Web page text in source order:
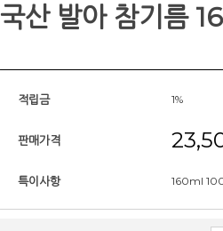
국산 발아 참기름
적립금 1%
판매가격
특이사항 160ml